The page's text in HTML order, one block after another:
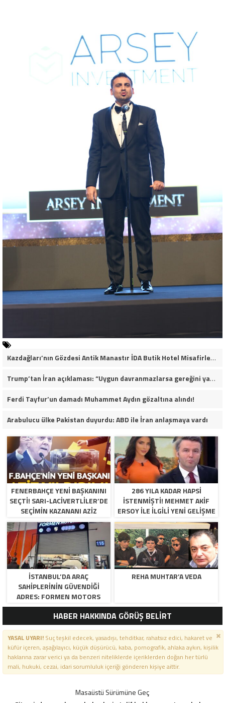
Kazdağları’nın Gözdesi Antik Manastır İDA Butik Hotel Misafirlerinden Tam Not Alıyor
Trump’tan İran açıklaması: “Uygun davranmazlarsa gereğini yaparım”
Ferdi Tayfur’un damadı Muhammet Aydın gözaltına alındı!
Arabulucu ülke Pakistan duyurdu: ABD ile İran anlaşmaya vardı
FENERBAHÇE YENI BAŞKANINI
SEÇTI! SARI-LACIVERTLILER’DE
SEÇIMIN KAZANANI AZIZ
YILDIRIM OLDU
286 YILA KADAR HAPSI
ISTENMIŞTI! MEHMET AKIF
ERSOY ILE ILGILI YENI GELIŞME
İSTANBUL’DA ARAÇ
SAHIPLERININ GÜVENDIĞI
ADRES: FORMEN MOTORS
REHA MUHTAR’A VEDA
HABER HAKKINDA GÖRÜŞ BELİRT
YASAL UYARI!Suç teşkil edecek, yasadışı, tehditkar, rahatsız edici, hakaret ve
küfür içeren, aşağılayıcı, küçük düşürücü, kaba, pornografik, ahlaka aykırı, kişilik
haklarına zarar verici ya da benzeri niteliklerde içeriklerden doğan her türlü
mali, hukuki, cezai, idari sorumluluk içeriği gönderen kişiye aittir.
Masaüstü Sürümüne Geç